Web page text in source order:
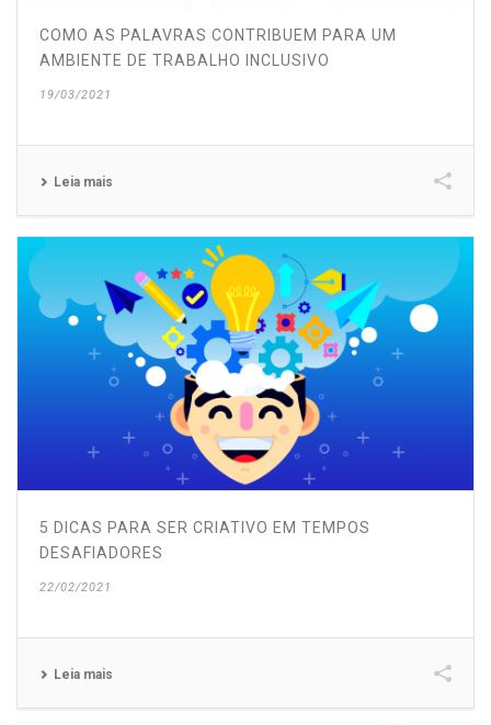
COMO AS PALAVRAS CONTRIBUEM PARA UM
AMBIENTE DE TRABALHO INCLUSIVO
19/03/2021
Leia mais
5 DICAS PARA SER CRIATIVO EM TEMPOS
DESAFIADORES
22/02/2021
Leia mais